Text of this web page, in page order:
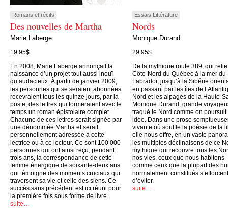
Romans et récits
Des nouvelles de Martha
Marie Laberge
19.95$
En 2008, Marie Laberge annonçait la
naissance d’un projet tout aussi inouï
qu’audacieux. À partir de janvier 2009,
les personnes qui se seraient abonnées
recevraient tous les quinze jours, par la
poste, des lettres qui formeraient avec le
temps un roman épistolaire complet.
Chacune de ces lettres serait signée par
une dénommée Martha et serait
personnellement adressée à cette
lectrice ou à ce lecteur. Ce sont 100 000
personnes qui ont ainsi reçu, pendant
trois ans, la correspondance de cette
femme énergique de soixante-deux ans
qui témoigne des moments cruciaux qui
traversent sa vie et celle des siens. Ce
succès sans précédent est ici réuni pour
la première fois sous forme de livre.
suite…
Essais Littérature
Nords
Monique Durand
29.95$
De la mythique route 389, qui
Côte-Nord du Québec à la mer du
Labrador, jusqu’à la Sibérie
en passant par les îles de
Nord et les alpages de la Haute-
Monique Durand, grande
traqué le Nord comme on poursuit
idée. Dans une prose
vivante où souffle la poésie de la
elle nous offre, en un vaste
les multiples déclinaisons de ce
mythique qui recouvre tous les
nos vies, ceux que nous habitons
comme ceux que la plupart des
normalement constitués s’efforcent
d’éviter.
suite…